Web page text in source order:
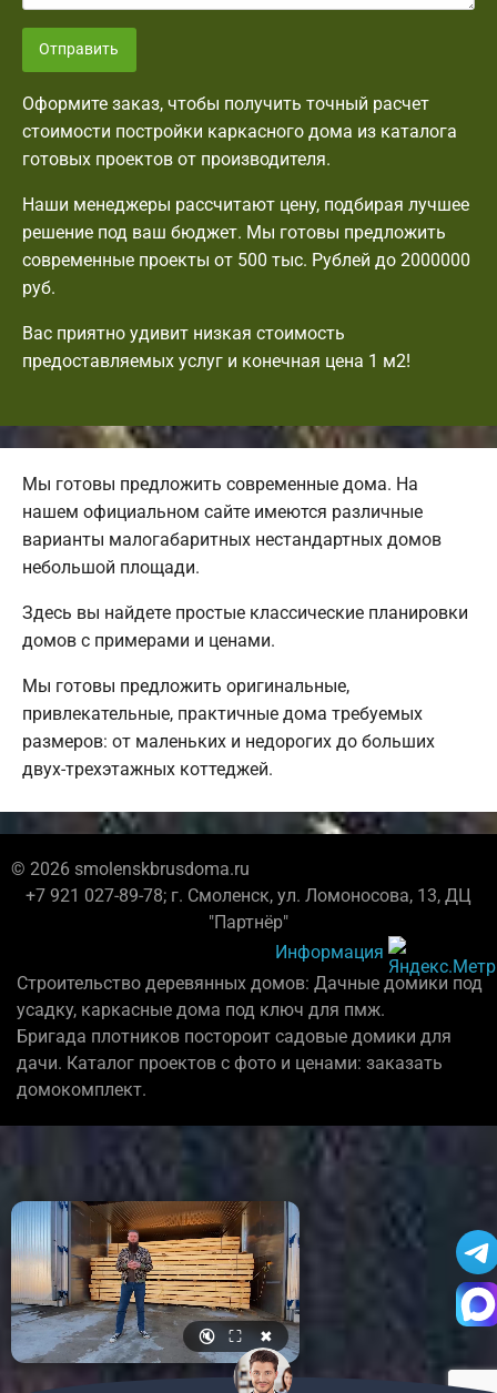
Отправить
Оформите заказ, чтобы получить точный расчет
стоимости постройки каркасного дома из каталога
готовых проектов от производителя.
Наши менеджеры рассчитают цену, подбирая лучшее
решение под ваш бюджет. Мы готовы предложить
современные проекты от 500 тыс. Рублей до 2000000
руб.
Вас приятно удивит низкая стоимость
предоставляемых услуг и конечная цена 1 м2!
Мы готовы предложить современные дома. На
нашем официальном сайте имеются различные
варианты малогабаритных нестандартных домов
небольшой площади.
Здесь вы найдете простые классические планировки
домов с примерами и ценами.
Мы готовы предложить оригинальные,
привлекательные, практичные дома требуемых
размеров: от маленьких и недорогих до больших
двух-трехэтажных коттеджей.
© 2026 smolenskbrusdoma.ru
+7 921 027-89-78; г. Смоленск, ул. Ломоносова, 13, ДЦ
"Партнёр"
Информация
Строительство деревянных домов: Дачные домики под
усадку, каркасные дома под ключ для пмж.
Бригада плотников постороит садовые домики для
дачи. Каталог проектов с фото и ценами: заказать
домокомплект.
🔇 ⛶ ✖